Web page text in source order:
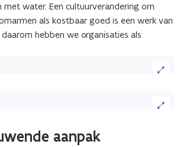
water. Een cultuurverandering om
als kostbaar goed is een werk van
hebben we organisaties als
aanpak